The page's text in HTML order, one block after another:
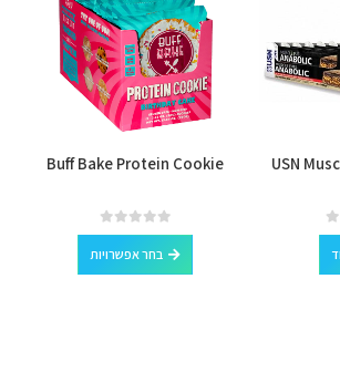
USN
למוצר זה יש מספר סוגים. ניתן לבחור את האפשרויות בעמוד המוצר
Buff Bake Protein Cookie
0
out of 5
בחר אפשרויות
למוצר זה יש מספר סוגים. ניתן לבחור את האפשרויות בעמוד המוצר